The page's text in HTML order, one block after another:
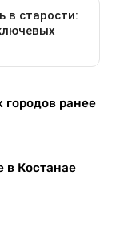
городов ранее
в Костанае